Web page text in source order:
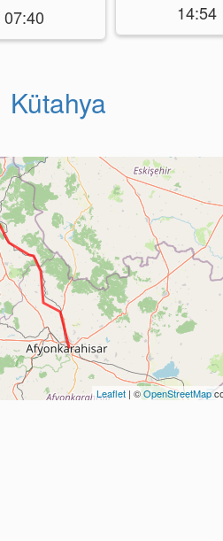
07:40 14:54
Kütahya
Leaflet | ©OpenStreetMap